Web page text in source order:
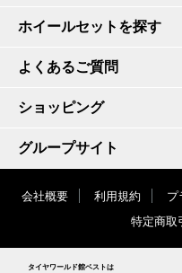
ホイールセットを探す
よくあるご質問
ショッピング
グループサイト
会社概要 利用規約 プ
特定商取
タイヤワールド館ベストは